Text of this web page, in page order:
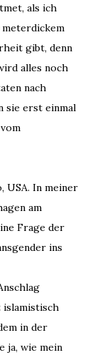
als ich
gibt, denn
alles noch
nach
sie erst einmal
USA. In meiner
am
Frage der
ins
islamistisch
in der
ja, wie mein